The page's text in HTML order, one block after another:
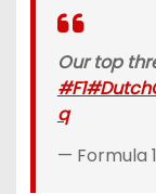
Our top
#F1
q
— Formula